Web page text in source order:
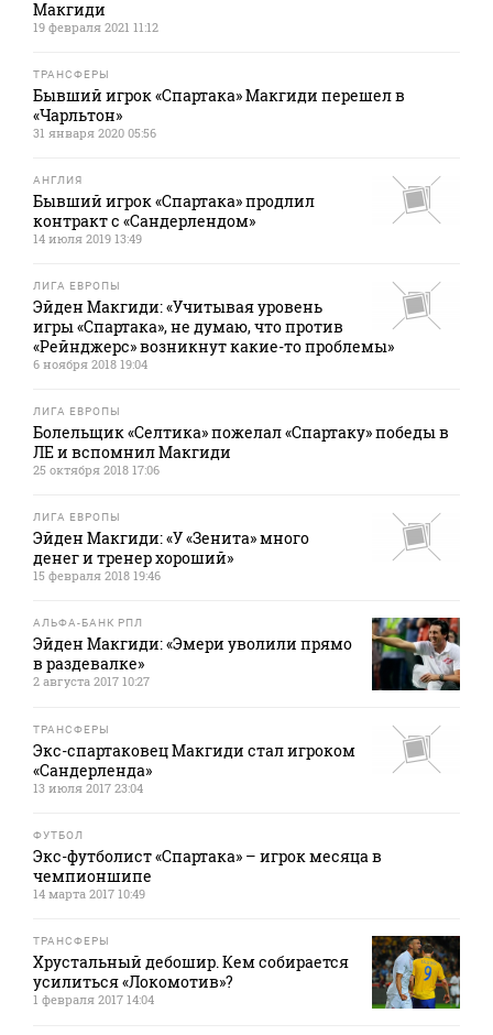
Макгиди
19 февраля 2021 11:12
ТРАНСФЕРЫ
Бывший игрок «Спартака» Макгиди перешел в
«Чарльтон»
31 января 2020 05:56
АНГЛИЯ
Бывший игрок «Спартака» продлил
контракт с «Сандерлендом»
14 июля 2019 13:49
ЛИГА ЕВРОПЫ
Эйден Макгиди: «Учитывая уровень
игры «Спартака», не думаю, что против
«Рейнджерс» возникнут какие-то проблемы»
6 ноября 2018 19:04
ЛИГА ЕВРОПЫ
Болельщик «Селтика» пожелал «Спартаку» победы в
ЛЕ и вспомнил Макгиди
25 октября 2018 17:06
ЛИГА ЕВРОПЫ
Эйден Макгиди: «У «Зенита» много
денег и тренер хороший»
15 февраля 2018 19:46
АЛЬФА-БАНК РПЛ
Эйден Макгиди: «Эмери уволили прямо
в раздевалке»
2 августа 2017 10:27
ТРАНСФЕРЫ
Экс-спартаковец Макгиди стал игроком
«Сандерленда»
13 июля 2017 23:04
ФУТБОЛ
Экс-футболист «Спартака» – игрок месяца в
чемпионшипе
14 марта 2017 10:49
ТРАНСФЕРЫ
Хрустальный дебошир. Кем собирается
усилиться «Локомотив»?
1 февраля 2017 14:04